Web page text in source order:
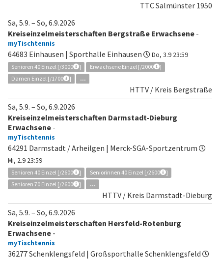
TTC Salmünster 1950
Sa, 5.9. – So, 6.9.2026
Kreiseinzelmeisterschaften Bergstraße Erwachsene -
myTischtennis
64683 Einhausen | Sporthalle Einhausen Do, 3.9 23:59
Senioren 40 Einzel [/3000 ] Erwachsene Einzel [/2000
]
Damen Einzel [/1700
] ...
HTTV / Kreis Bergstraße
Sa, 5.9. – So, 6.9.2026
Kreiseinzelmeisterschaften Darmstadt-Dieburg
Erwachsene -
myTischtennis
64291 Darmstadt / Arheilgen | Merck-SGA-Sportzentrum
Mi, 2.9 23:59
Senioren 40 Einzel [/2600 ] Seniorinnen 40 Einzel [/2600
]
Senioren 70 Einzel [/2600
] ...
HTTV / Kreis Darmstadt-Dieburg
Sa, 5.9. – So, 6.9.2026
Kreiseinzelmeisterschaften Hersfeld-Rotenburg
Erwachsene -
myTischtennis
36277 Schenklengsfeld | Großsporthalle Schenklengsfeld